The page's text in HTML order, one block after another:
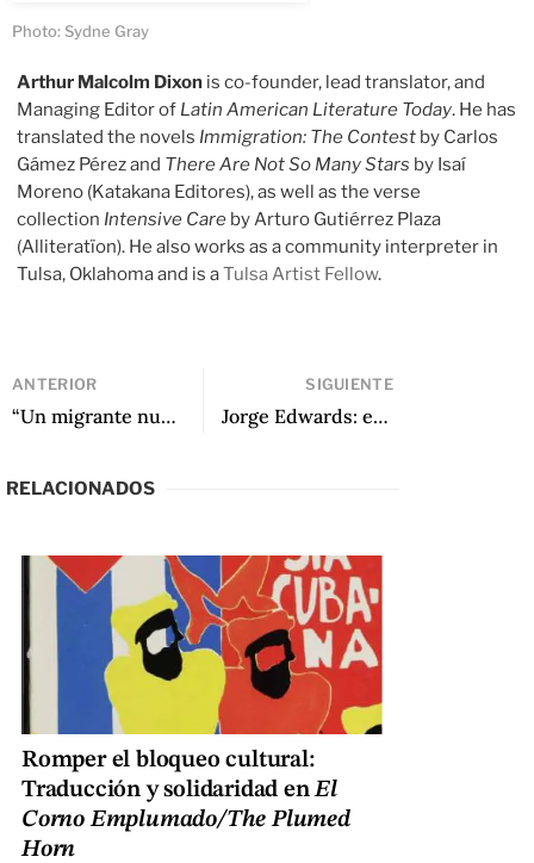
Photo: Sydne Gray
Arthur Malcolm Dixon is co-founder, lead translator, and
Managing Editor of Latin American Literature Today. He has
translated the novels Immigration: The Contest by Carlos
Gámez Pérez and There Are Not So Many Stars by Isaí
Moreno (Katakana Editores), as well as the verse
collection Intensive Care by Arturo Gutiérrez Plaza
(Alliteratïon). He also works as a community interpreter in
Tulsa, Oklahoma and is aTulsa Artist Fellow.
ANTERIOR
“Un migrante nunca termina de llegar”: una entrevista a Nadia Villafuerte por Arthur Dixon
SIGUIENTE
Jorge Edwards: entre lo ficticio y lo real de Jorge Eduardo Benavides y César Ferreira
RELACIONADOS
Romper el bloqueo cultural:
Traducción y solidaridad enEl
Corno Emplumado/The Plumed
Horn